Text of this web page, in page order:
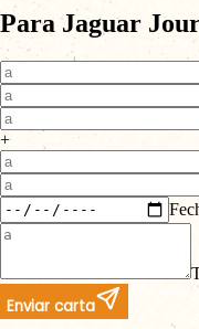
Para Jaguar
+
Enviar carta